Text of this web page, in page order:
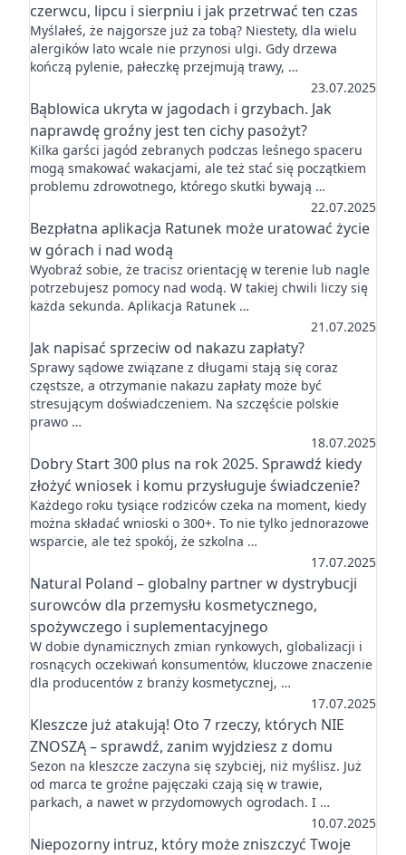
czerwcu, lipcu i sierpniu i jak przetrwać ten czas
Myślałeś, że najgorsze już za tobą? Niestety, dla wielu
alergików lato wcale nie przynosi ulgi. Gdy drzewa
kończą pylenie, pałeczkę przejmują trawy, …
23.07.2025
Bąblowica ukryta w jagodach i grzybach. Jak
naprawdę groźny jest ten cichy pasożyt?
Kilka garści jagód zebranych podczas leśnego spaceru
mogą smakować wakacjami, ale też stać się początkiem
problemu zdrowotnego, którego skutki bywają …
22.07.2025
Bezpłatna aplikacja Ratunek może uratować życie
w górach i nad wodą
Wyobraź sobie, że tracisz orientację w terenie lub nagle
potrzebujesz pomocy nad wodą. W takiej chwili liczy się
każda sekunda. Aplikacja Ratunek …
21.07.2025
Jak napisać sprzeciw od nakazu zapłaty?
Sprawy sądowe związane z długami stają się coraz
częstsze, a otrzymanie nakazu zapłaty może być
stresującym doświadczeniem. Na szczęście polskie
prawo …
18.07.2025
Dobry Start 300 plus na rok 2025. Sprawdź kiedy
złożyć wniosek i komu przysługuje świadczenie?
Każdego roku tysiące rodziców czeka na moment, kiedy
można składać wnioski o 300+. To nie tylko jednorazowe
wsparcie, ale też spokój, że szkolna …
17.07.2025
Natural Poland – globalny partner w dystrybucji
surowców dla przemysłu kosmetycznego,
spożywczego i suplementacyjnego
W dobie dynamicznych zmian rynkowych, globalizacji i
rosnących oczekiwań konsumentów, kluczowe znaczenie
dla producentów z branży kosmetycznej, …
17.07.2025
Kleszcze już atakują! Oto 7 rzeczy, których NIE
ZNOSZĄ – sprawdź, zanim wyjdziesz z domu
Sezon na kleszcze zaczyna się szybciej, niż myślisz. Już
od marca te groźne pajęczaki czają się w trawie,
parkach, a nawet w przydomowych ogrodach. I …
10.07.2025
Niepozorny intruz, który może zniszczyć Twoje